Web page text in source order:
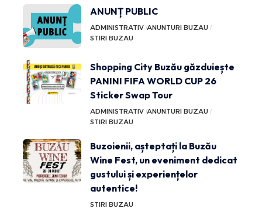
ANUNȚ PUBLIC
ADMINISTRATIV ANUNTURI BUZAU
STIRI BUZAU
Shopping City Buzău găzduiește
PANINI FIFA WORLD CUP 26
Sticker Swap Tour
ADMINISTRATIV ANUNTURI BUZAU
STIRI BUZAU
Buzoienii, așteptați la Buzău
Wine Fest, un eveniment dedicat
gustului și experiențelor
autentice!
STIRI BUZAU